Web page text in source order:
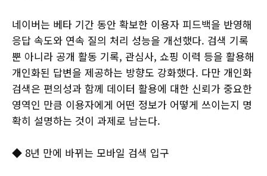
네이버는 베타 기간 동안 확보한 이용자 피드백을 반영해
응답 속도와 연속 질의 처리 성능을 개선했다. 검색 기록
뿐 아니라 공개 활동 기록, 관심사, 쇼핑 이력 등을 활용해
개인화된 답변을 제공하는 방향도 강화했다. 다만 개인화
검색은 편의성과 함께 데이터 활용에 대한 신뢰가 중요한
영역인 만큼 이용자에게 어떤 정보가 어떻게 쓰이는지 명
확히 설명하는 것이 과제로 남는다.
◆ 8년 만에 바뀌는 모바일 검색 입구